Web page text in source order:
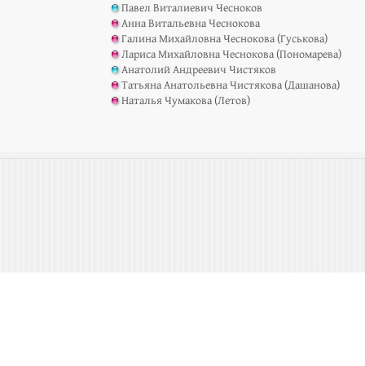
Павел Виталиевич Чесноков
Анна Витальевна Чеснокова
Галина Михайловна Чеснокова (Гуськова)
Лариса Михайловна Чеснокова (Пономарева)
Анатолий Андреевич Чистяков
Татьяна Анатольевна Чистякова (Дашанова)
Наталья Чумакова (Летов)